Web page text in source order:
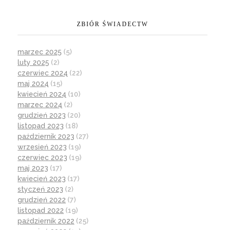
ZBIÓR ŚWIADECTW
marzec 2025 (5)
luty 2025 (2)
czerwiec 2024 (22)
maj 2024 (15)
kwiecień 2024 (10)
marzec 2024 (2)
grudzień 2023 (20)
listopad 2023 (18)
październik 2023 (27)
wrzesień 2023 (19)
czerwiec 2023 (19)
maj 2023 (17)
kwiecień 2023 (17)
styczeń 2023 (2)
grudzień 2022 (7)
listopad 2022 (19)
październik 2022 (25)